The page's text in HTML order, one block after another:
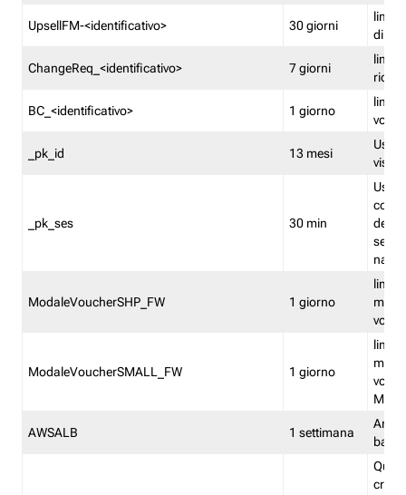
UpsellFM-<identificativo> 30 giorni
limita
di
ChangeReq_<identificativo> 7 giorni
limita
BC_<identificativo> 1 giorno
limita
_pk_id 13 mesi
_pk_ses 30 min
ModaleVoucherSHP_FW 1 giorno
ModaleVoucherSMALL_FW 1 giorno
AWSALB 1 settimana